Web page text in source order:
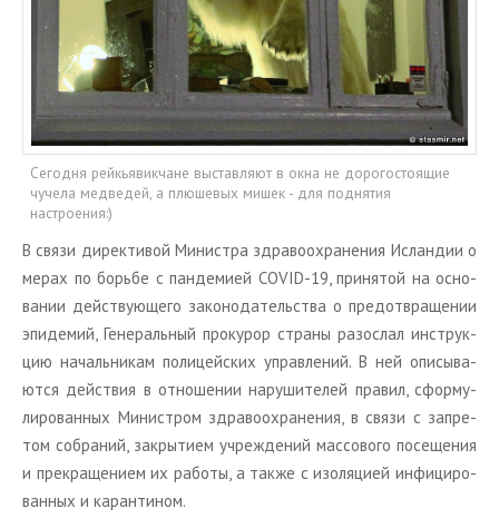
Сегодня рейкьявикчане выставляют в окна не дорогостоящие
чучела медведей, а плюшевых мишек - для поднятия
настроения:)
В связи ди­рек­ти­вой Ми­ни­стра здра­во­охра­не­ния Ис­лан­дии о
мерах по борь­бе с пан­де­ми­ей COVID-19, при­ня­той на ос­но­
ва­нии дей­ству­ю­ще­го за­ко­но­да­тель­ства о предот­вра­ще­нии
эпи­де­мий, Ге­не­раль­ный про­ку­рор стра­ны разо­слал ин­струк­
цию на­чаль­ни­кам по­ли­цей­ских управ­ле­ний. В ней опи­сы­ва­
ют­ся дей­ствия в от­но­ше­нии на­ру­ши­те­лей пра­вил, сфор­му­
ли­ро­ван­ных Ми­ни­стром здра­во­охра­не­ния, в связи с за­пре­
том со­бра­ний, за­кры­ти­ем учре­жде­ний мас­со­во­го по­се­ще­ния
и пре­кра­ще­ни­ем их ра­бо­ты, а также с изо­ля­ци­ей ин­фи­ци­ро­
ван­ных и ка­ран­ти­ном.